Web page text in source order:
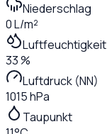
Niederschlag
0 L/m²
Luftfeuchtigkeit
33 %
Luftdruck (NN)
1015 hPa
Taupunkt